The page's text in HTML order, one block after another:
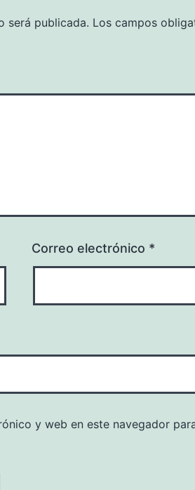
será publicada. Los campos
Correo electrónico *
y web en este navegador